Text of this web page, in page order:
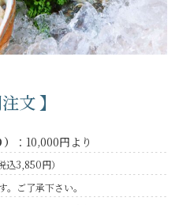
文 】
：10,000円より
込3,850円）
ご了承下さい。